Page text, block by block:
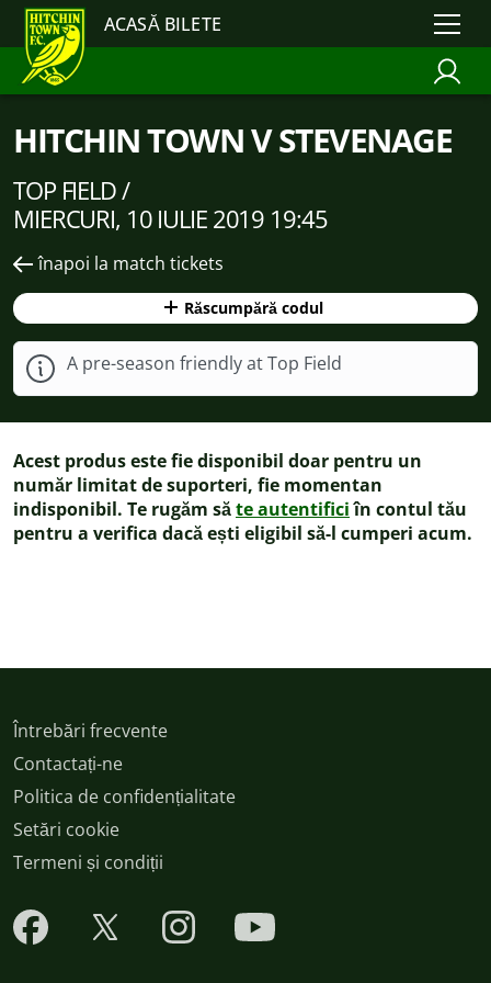
ACASĂ BILETE
HITCHIN TOWN V STEVENAGE
TOP FIELD /
MIERCURI, 10 IULIE 2019 19:45
înapoi la match tickets
Răscumpără codul
A pre-season friendly at Top Field
Acest produs este fie disponibil doar pentru un
număr limitat de suporteri, fie momentan
indisponibil. Te rugăm săte autentificiîn contul tău
pentru a verifica dacă ești eligibil să-l cumperi acum.
Întrebări frecvente
Contactați-ne
Politica de confidențialitate
Setări cookie
Termeni și condiții